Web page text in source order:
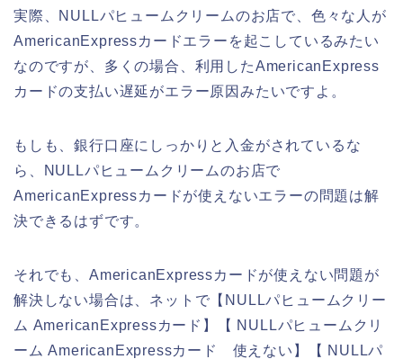
実際、NULLパヒュームクリームのお店で、色々な人が
AmericanExpressカードエラーを起こしているみたい
なのですが、多くの場合、利用したAmericanExpress
カードの支払い遅延がエラー原因みたいですよ。
もしも、銀行口座にしっかりと入金がされているな
ら、NULLパヒュームクリームのお店で
AmericanExpressカードが使えないエラーの問題は解
決できるはずです。
それでも、AmericanExpressカードが使えない問題が
解決しない場合は、ネットで【NULLパヒュームクリー
ム AmericanExpressカード】【 NULLパヒュームクリ
ーム AmericanExpressカード 使えない】【 NULLパ